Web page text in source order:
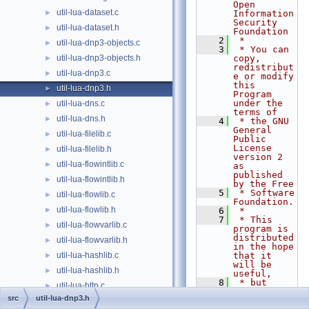
► util-lua-dataset.c
► util-lua-dataset.h
► util-lua-dnp3-objects.c
► util-lua-dnp3-objects.h
► util-lua-dnp3.c
► util-lua-dnp3.h
► util-lua-dns.c
► util-lua-dns.h
► util-lua-filelib.c
► util-lua-filelib.h
► util-lua-flowintlib.c
► util-lua-flowintlib.h
► util-lua-flowlib.c
► util-lua-flowlib.h
► util-lua-flowvarlib.c
► util-lua-flowvarlib.h
► util-lua-hashlib.c
► util-lua-hashlib.h
► util-lua-http.c
► util-lua-http.h
Open
Information
Security
Foundation
    2
*
    3
* You can
copy,
redistribut
e or modify
this
Program
under the
terms of
    4
* the GNU
General
Public
License
version 2
as
published
by the Free
    5
* Software
Foundation.
    6
*
    7
* This
program is
distributed
in the hope
that it
will be
useful,
    8
* but
src util-lua-dnp3.h